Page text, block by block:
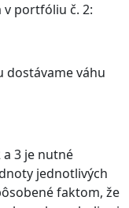
portfóliu č. 2:
dostávame váhu
3 je nutné
jednotlivých
faktom, že